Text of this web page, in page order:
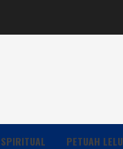
SPIRITUAL PETUAH